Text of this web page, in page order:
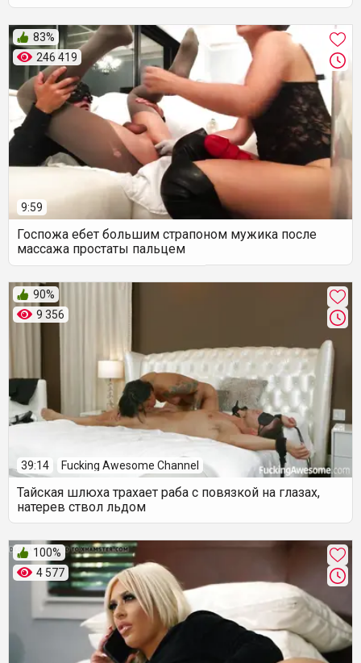
246 419
83%
9:59
Госпожа ебет большим страпоном мужика после
массажа простаты пальцем
9 356
90%
39:14 Fucking Awesome Channel
Тайская шлюха трахает раба с повязкой на глазах,
натерев ствол льдом
4 577
100%